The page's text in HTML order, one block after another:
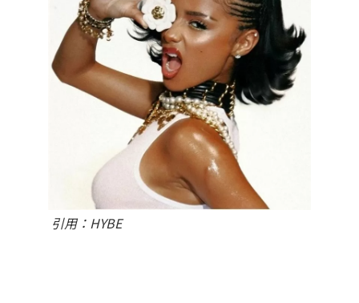
引用：HYBE